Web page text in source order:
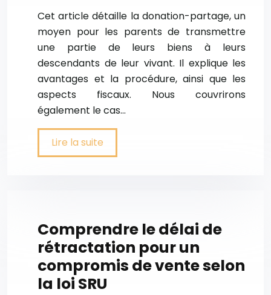
Cet article détaille la donation-partage, un
moyen pour les parents de transmettre
une partie de leurs biens à leurs
descendants de leur vivant. Il explique les
avantages et la procédure, ainsi que les
aspects fiscaux. Nous couvrirons
également le cas…
Lire la suite
Comprendre le délai de
rétractation pour un
compromis de vente selon
la loi SRU